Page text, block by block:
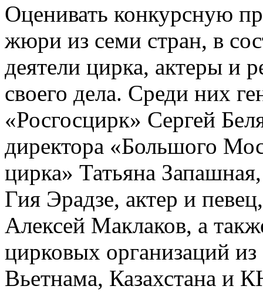
Оценивать конкурсную
жюри из семи стран, в
деятели цирка, актеры и
своего дела. Среди них
«Росгосцирк» Сергей
директора «Большого
цирка» Татьяна
Гия Эрадзе, актер и
Алексей Маклаков, а
цирковых организаций
Вьетнама, Казахстана и